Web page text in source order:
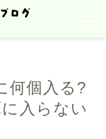
何個入る?
入らない